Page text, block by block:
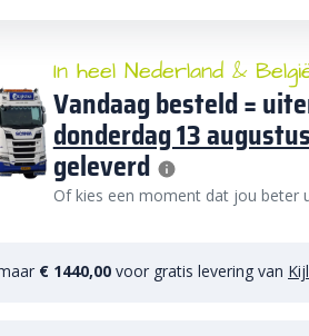
In heel Nederland &
Vandaag besteld =
donderdag 13
geleverd
Of kies een moment dat jou beter
€ 1440,00 voor gratis levering van